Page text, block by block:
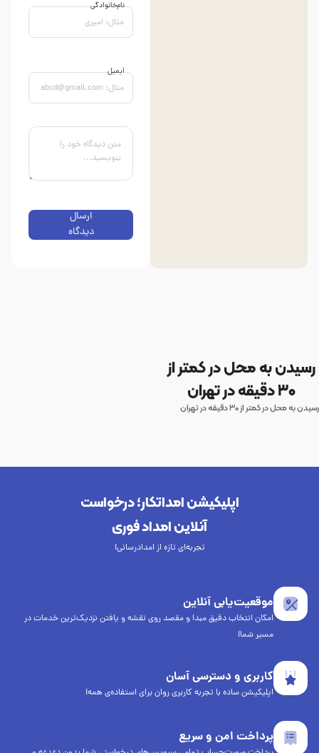
نام‌خانوادگی
ایمیل
ارسال
دیدگاه
رسیدن به محل در کمتر از
۳۰ دقیقه در تهران
رسیدن به محل در کمتر از ۳۰ دقیقه در تهران
اپلیکیشن امداتکار؛ درخواست
آنلاین امداد فوری
تجربه‌ای تازه از امدادرسانی!
موقعیت‌یابی آنلاین
امکان انتخاب دقیق مبدا و مقصد روی نقشه و یافتن نزدیک‌ترین خدمات در
مسیر شما!
کاربری و دسترسی آسان
اپلیکیشن ساده با تجربه کاربری روان برای استفاده‌ی همه!
پرداخت امن و سریع